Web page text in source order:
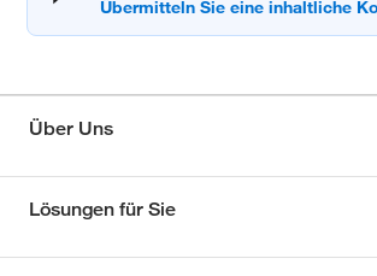
Über Uns
Lösungen für Sie